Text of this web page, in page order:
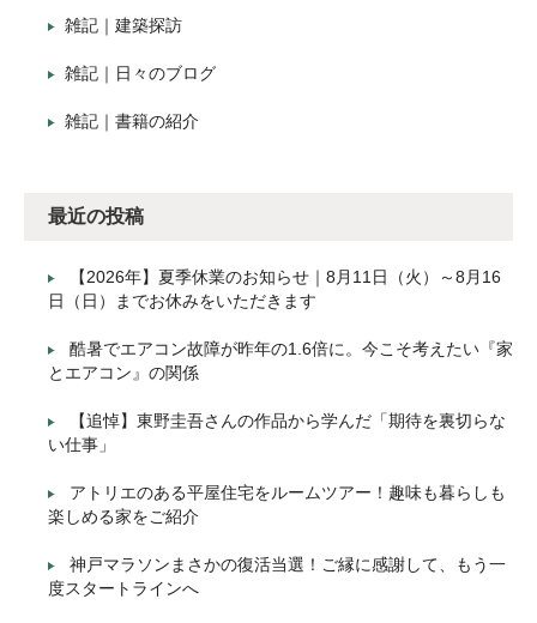
雑記｜建築探訪
雑記｜日々のブログ
雑記｜書籍の紹介
最近の投稿
【2026年】夏季休業のお知らせ｜8月11日（火）～8月16
日（日）までお休みをいただきます
酷暑でエアコン故障が昨年の1.6倍に。今こそ考えたい『家
とエアコン』の関係
【追悼】東野圭吾さんの作品から学んだ「期待を裏切らな
い仕事」
アトリエのある平屋住宅をルームツアー！趣味も暮らしも
楽しめる家をご紹介
神戸マラソンまさかの復活当選！ご縁に感謝して、もう一
度スタートラインへ